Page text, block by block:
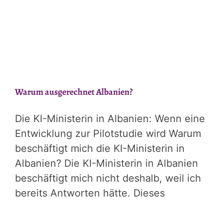
Warum ausgerechnet Albanien?
Die KI-Ministerin in Albanien: Wenn eine
Entwicklung zur Pilotstudie wird Warum
beschäftigt mich die KI-Ministerin in
Albanien? Die KI-Ministerin in Albanien
beschäftigt mich nicht deshalb, weil ich
bereits Antworten hätte. Dieses